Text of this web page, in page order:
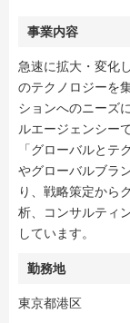
事業内容
急速に拡大・変化
のテクノロジーを
ションへのニーズ
ルエージェンシーで
「グローバルとテ
やグローバルブラ
り、戦略策定から
析、コンサルティ
しています。
勤務地
東京都港区